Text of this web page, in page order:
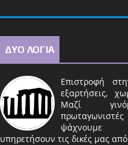
ΔΥΟ ΛΟΓΙΑ
Επιστροφή
εξαρτήσεις,
Μαζί
ψάχνουμε
υπηρετήσουν τις δικές μας